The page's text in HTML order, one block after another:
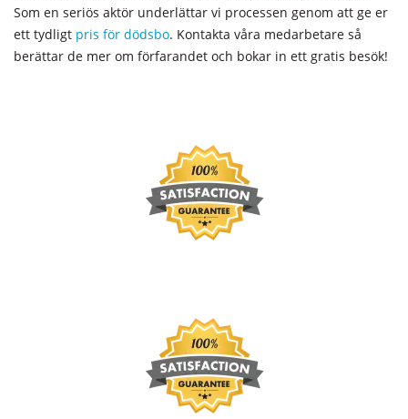
Som en seriös aktör underlättar vi processen genom att ge er
ett tydligt pris för dödsbo. Kontakta våra medarbetare så
berättar de mer om förfarandet och bokar in ett gratis besök!